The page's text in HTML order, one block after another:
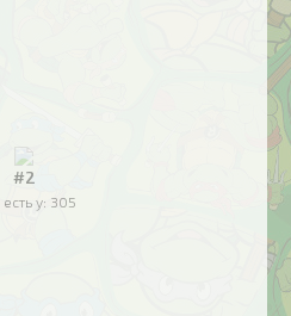
#2
у: 305